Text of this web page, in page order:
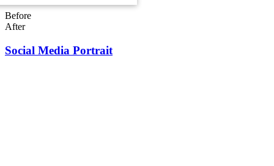
Before
After
Social Media Portrait